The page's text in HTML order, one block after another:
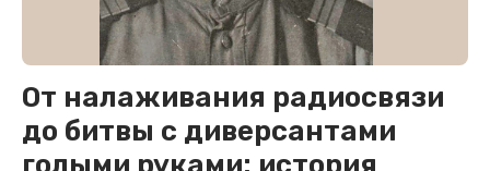
От налаживания радиосвязи
до битвы с диверсантами